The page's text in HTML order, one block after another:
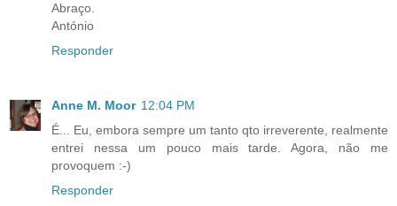
Abraço.
António
Responder
Anne M. Moor 12:04 PM
É... Eu, embora sempre um tanto qto irreverente, realmente
entrei nessa um pouco mais tarde. Agora, não me
provoquem :-)
Responder